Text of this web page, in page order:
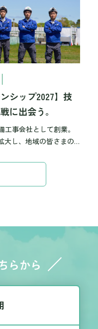
シップ2027】技
に出会う。
事会社として創業。
大し、地域の皆さまの
んを対象に、私たちの
ップを開催します！ 少
、是非エントリーいた
経験がで
通
別フィードバックをも
らから